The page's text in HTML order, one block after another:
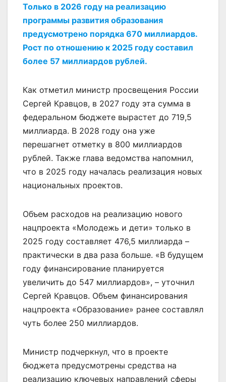
Только в 2026 году на реализацию
программы развития образования
предусмотрено порядка 670 миллиардов.
Рост по отношению к 2025 году составил
более 57 миллиардов рублей.
Как отметил министр просвещения России
Сергей Кравцов, в 2027 году эта сумма в
федеральном бюджете вырастет до 719,5
миллиарда. В 2028 году она уже
перешагнет отметку в 800 миллиардов
рублей. Также глава ведомства напомнил,
что в 2025 году началась реализация новых
национальных проектов.
Объем расходов на реализацию нового
нацпроекта «Молодежь и дети» только в
2025 году составляет 476,5 миллиарда –
практически в два раза больше. «В будущем
году финансирование планируется
увеличить до 547 миллиардов», – уточнил
Сергей Кравцов. Объем финансирования
нацпроекта «Образование» ранее составлял
чуть более 250 миллиардов.
Министр подчеркнул, что в проекте
бюджета предусмотрены средства на
реализацию ключевых направлений сферы